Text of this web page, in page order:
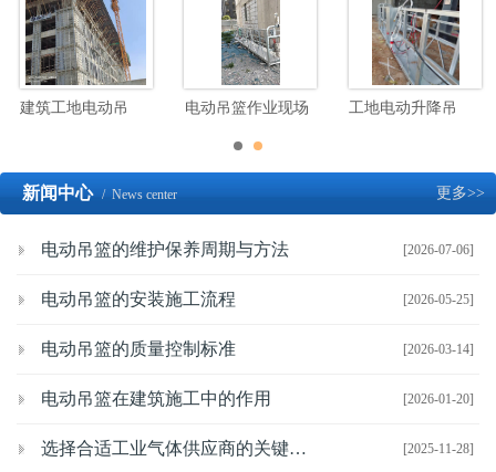
电动吊篮作业现场
更多>>
新闻中心/ News center
[2026-07-06]
电动吊篮的维护保养周期与方法
[2026-05-25]
电动吊篮的安装施工流程
[2026-03-14]
电动吊篮的质量控制标准
[2026-01-20]
电动吊篮在建筑施工中的作用
[2025-11-28]
选择合适工业气体供应商的关键考虑因素